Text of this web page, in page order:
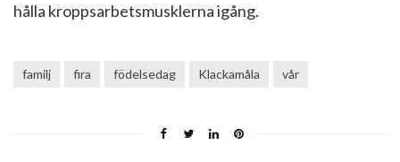
hålla kroppsarbetsmusklerna igång.
familj fira födelsedag Klackamåla vår